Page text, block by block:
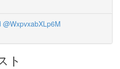
@WxpvxabXLp6M
ト